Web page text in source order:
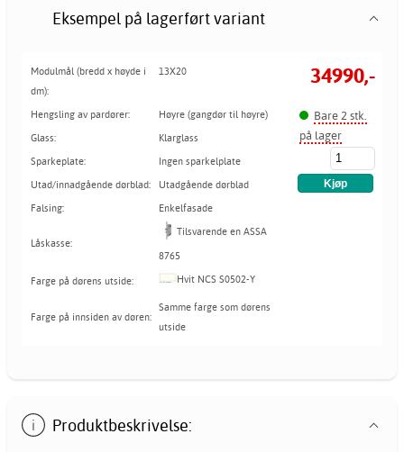
Eksempel på lagerført variant
Modulmål (bredd x høyde i
dm):
13X20
Hengsling av pardører:
Høyre (gangdør til høyre)
Glass:
Klarglass
Sparkeplate:
Ingen sparkelplate
Utad/innadgående dørblad:
Utadgående dørblad
Falsing:
Enkelfasade
Låskasse:
Tilsvarende en ASSA
8765
Farge på dørens utside:
Hvit NCS S0502-Y
Farge på innsiden av døren:
Samme farge som dørens
utside
34990,-
Bare 2 stk.
på lager
Produktbeskrivelse: